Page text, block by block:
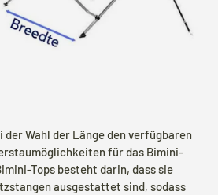
Wahl der Länge den verfügbaren
für das Bimini-
Tops besteht darin, dass sie
ausgestattet sind, sodass
vanaf
24 augustus.
August.